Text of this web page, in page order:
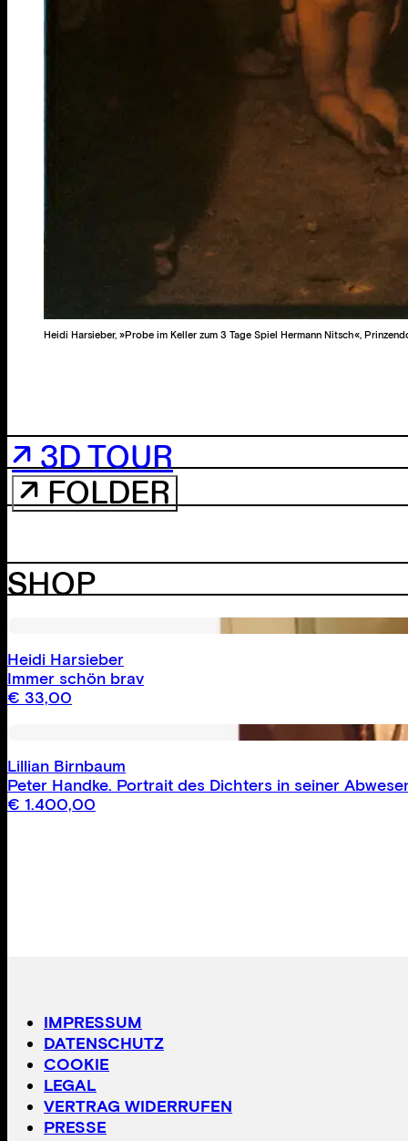
Heidi Harsieber, »Probe im Keller zum 3 Tage Spiel Hermann Nitsch«,
↗ 3D TOUR
↗ FOLDER
SHOP
Heidi Harsieber
Immer schön brav
€ 33,00
Lillian Birnbaum
Peter Handke. Portrait des Dichters in seiner
€ 1.400,00
IMPRESSUM
DATENSCHUTZ
COOKIE
LEGAL
VERTRAG WIDERRUFEN
PRESSE